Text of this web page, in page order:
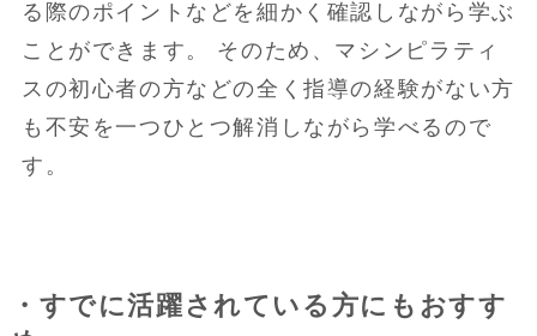
る際のポイントなどを細かく確認しながら学ぶ
ことができます。 そのため、マシンピラティ
スの初心者の方などの全く指導の経験がない方
も不安を一つひとつ解消しながら学べるので
す。
・すでに活躍されている方にもおすす